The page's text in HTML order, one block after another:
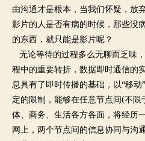
由沟通才是根本，当我们怀疑，放
影片的人是否有病的时候，那些没
的东西，就只能是影片呢？
无论等待的过程多么无聊而乏味
程中的重要转折，数据即时通信的
息具有了即时传播的基础，以“移
定的限制，能够在任意节点间(不
体、商务、生活各方各面，将经历
网上，两个节点间的信息协同与沟